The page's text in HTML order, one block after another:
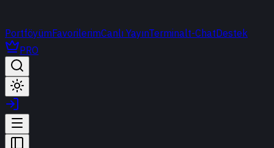
PortföyümFavorilerimCanlı YayınTerminalt-ChatDestek
PRO